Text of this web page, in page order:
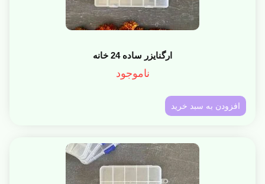
ارگنایزر ساده 24 خانه
ناموجود
افزودن به سبد خرید